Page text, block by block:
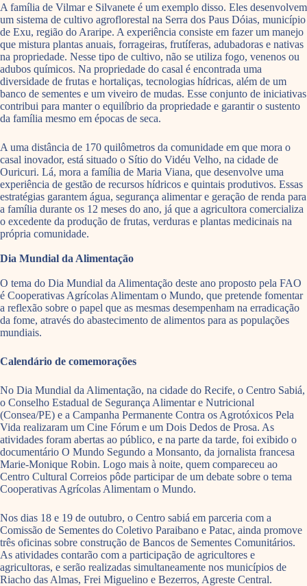
A família de Vilmar e Silvanete é um exemplo disso. Eles desenvolvem
um sistema de cultivo agroflorestal na Serra dos Paus Dóias, município
de Exu, região do Araripe. A experiência consiste em fazer um manejo
que mistura plantas anuais, forrageiras, frutíferas, adubadoras e nativas
na propriedade. Nesse tipo de cultivo, não se utiliza fogo, venenos ou
adubos químicos. Na propriedade do casal é encontrada uma
diversidade de frutas e hortaliças, tecnologias hídricas, além de um
banco de sementes e um viveiro de mudas. Esse conjunto de iniciativas
contribui para manter o equilíbrio da propriedade e garantir o sustento
da família mesmo em épocas de seca.
A uma distância de 170 quilômetros da comunidade em que mora o
casal inovador, está situado o Sítio do Vidéu Velho, na cidade de
Ouricuri. Lá, mora a família de Maria Viana, que desenvolve uma
experiência de gestão de recursos hídricos e quintais produtivos. Essas
estratégias garantem água, segurança alimentar e geração de renda para
a família durante os 12 meses do ano, já que a agricultora comercializa
o excedente da produção de frutas, verduras e plantas medicinais na
própria comunidade.
Dia Mundial da Alimentação
O tema do Dia Mundial da Alimentação deste ano proposto pela FAO
é Cooperativas Agrícolas Alimentam o Mundo, que pretende fomentar
a reflexão sobre o papel que as mesmas desempenham na erradicação
da fome, através do abastecimento de alimentos para as populações
mundiais.
Calendário de comemorações
No Dia Mundial da Alimentação, na cidade do Recife, o Centro Sabiá,
o Conselho Estadual de Segurança Alimentar e Nutricional
(Consea/PE) e a Campanha Permanente Contra os Agrotóxicos Pela
Vida realizaram um Cine Fórum e um Dois Dedos de Prosa. As
atividades foram abertas ao público, e na parte da tarde, foi exibido o
documentário O Mundo Segundo a Monsanto, da jornalista francesa
Marie-Monique Robin. Logo mais à noite, quem compareceu ao
Centro Cultural Correios pôde participar de um debate sobre o tema
Cooperativas Agrícolas Alimentam o Mundo.
Nos dias 18 e 19 de outubro, o Centro sabiá em parceria com a
Comissão de Sementes do Coletivo Paraibano e Patac, ainda promove
três oficinas sobre construção de Bancos de Sementes Comunitários.
As atividades contarão com a participação de agricultores e
agricultoras, e serão realizadas simultaneamente nos municípios de
Riacho das Almas, Frei Miguelino e Bezerros, Agreste Central.